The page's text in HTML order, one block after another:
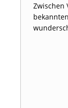
Zwischen